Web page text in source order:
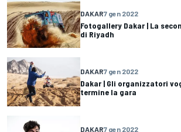
DAKAR7 gen 2022
Fotogallery Dakar | La
di Riyadh
DAKAR7 gen 2022
Dakar | Gli organizzatori
termine la gara
DAKAR7 gen 2022